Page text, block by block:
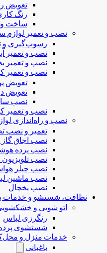
تعویض
رنگ
ساخت و
نصب و تعمیر لوازم
رسوب‌گیری و
نصب و تعمیر
نصب و تعمیر
نصب و تعمیر
تعویض
تعویض
نصب
نصب و تعمیر
نصب و راه‌اندازی
تعمیر و نصب
نصب اجاق گاز
نصب پرده
نصب تلویزیون
نصب چیلر
نصب ماشین
نصب یخچال
نظافت، شستشو و خدمات
اتو شویی و
رنگرزی لباس
شستشوی
خدمات منزل و
باغبانی